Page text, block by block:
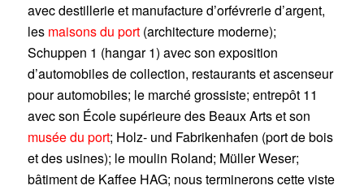
avec destillerie et manufacture d’orfévrerie d’argent,
les maisons du port(architecture moderne);
Schuppen 1 (hangar 1) avec son exposition
d’automobiles de collection, restaurants et ascenseur
pour automobiles; le marché grossiste; entrepôt 11
avec son École supérieure des Beaux Arts et son
musée du port; Holz- und Fabrikenhafen (port de bois
et des usines); le moulin Roland; Müller Weser;
bâtiment de Kaffee HAG; nous terminerons cette viste